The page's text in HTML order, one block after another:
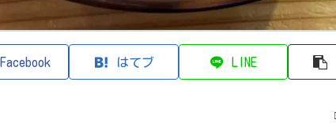
Facebook はてブ LINE